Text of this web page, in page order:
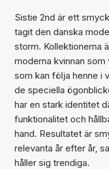
Sistie 2nd är ett
tagit den danska
storm. Kollektionerna
moderna kvinnan som
som kan följa henne i
de speciella
har en stark identitet
funktionalitet och
hand. Resultatet är
relevanta år efter år,
håller sig trendiga.